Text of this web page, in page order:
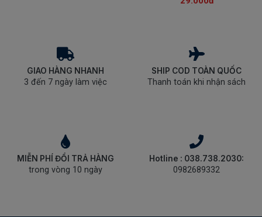
GIAO HÀNG NHANH
3 đến 7 ngày làm việc
SHIP COD TOÀN QUỐC
Thanh toán khi nhận sách
MIỄN PHÍ ĐỔI TRẢ HÀNG
trong vòng 10 ngày
Hotline : 038.738.2030:
0982689332